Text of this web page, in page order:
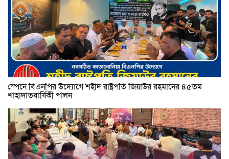
স্পেনে বিএনপির উদ্যোগে শহীদ রাষ্ট্রপতি জিয়াউর রহমানের ৪৫তম
শাহাদাতবার্ষিকী পালন